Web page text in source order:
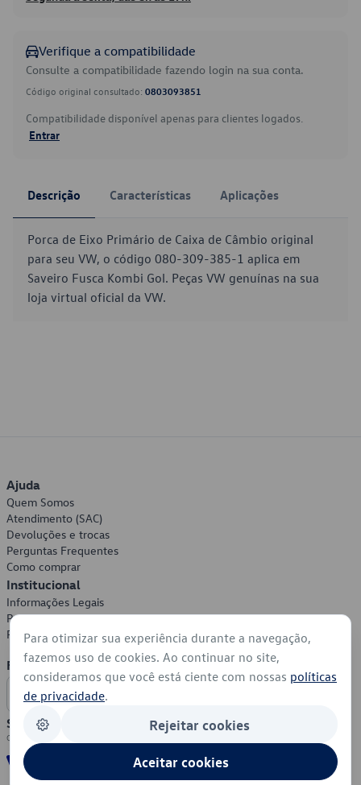
Verifique a compatibilidade
Consulte a compatibilidade fazendo login na sua conta.
Código original consultado: 0803093851
Compatibilidade disponível apenas para clientes logados.
Entrar
Descrição Características Aplicações
Porca de Eixo Primário de Caixa de Câmbio original
para seu VW, o código 080-309-385-1 aplica em
Saveiro Fusca Kombi Gol. Peças VW genuínas na sua
loja virtual oficial da VW.
Ajuda
Quem Somos
Atendimento (SAC)
Devoluções e trocas
Perguntas Frequentes
Como comprar
Institucional
Informações Legais
Política de Privacidade
Política de Cookies
Formas de Pagamento
Segurança
Para otimizar sua experiência durante a navegação,
fazemos uso de cookies. Ao continuar no site,
consideramos que você está ciente com nossas políticas
de privacidade.
Rejeitar cookies
Aceitar cookies